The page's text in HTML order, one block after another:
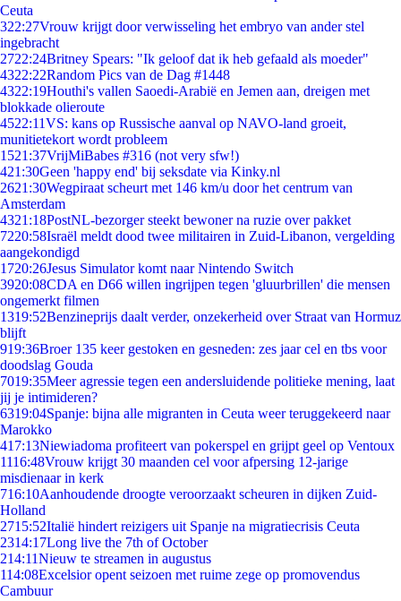
Ceuta
322:27Vrouw krijgt door verwisseling het embryo van ander stel
ingebracht
2722:24Britney Spears: "Ik geloof dat ik heb gefaald als moeder"
4322:22Random Pics van de Dag #1448
4322:19Houthi's vallen Saoedi-Arabië en Jemen aan, dreigen met
blokkade olieroute
4522:11VS: kans op Russische aanval op NAVO-land groeit,
munitietekort wordt probleem
1521:37VrijMiBabes #316 (not very sfw!)
421:30Geen 'happy end' bij seksdate via Kinky.nl
2621:30Wegpiraat scheurt met 146 km/u door het centrum van
Amsterdam
4321:18PostNL-bezorger steekt bewoner na ruzie over pakket
7220:58Israël meldt dood twee militairen in Zuid-Libanon, vergelding
aangekondigd
1720:26Jesus Simulator komt naar Nintendo Switch
3920:08CDA en D66 willen ingrijpen tegen 'gluurbrillen' die mensen
ongemerkt filmen
1319:52Benzineprijs daalt verder, onzekerheid over Straat van Hormuz
blijft
919:36Broer 135 keer gestoken en gesneden: zes jaar cel en tbs voor
doodslag Gouda
7019:35Meer agressie tegen een andersluidende politieke mening, laat
jij je intimideren?
6319:04Spanje: bijna alle migranten in Ceuta weer teruggekeerd naar
Marokko
417:13Niewiadoma profiteert van pokerspel en grijpt geel op Ventoux
1116:48Vrouw krijgt 30 maanden cel voor afpersing 12-jarige
misdienaar in kerk
716:10Aanhoudende droogte veroorzaakt scheuren in dijken Zuid-
Holland
2715:52Italië hindert reizigers uit Spanje na migratiecrisis Ceuta
2314:17Long live the 7th of October
214:11Nieuw te streamen in augustus
114:08Excelsior opent seizoen met ruime zege op promovendus
Cambuur